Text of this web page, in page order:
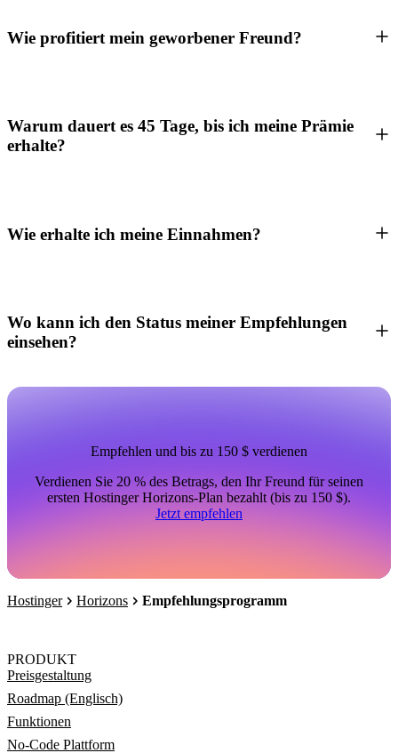
Wie profitiert mein geworbener Freund?
Warum dauert es 45 Tage, bis ich meine Prämie
erhalte?
Wie erhalte ich meine Einnahmen?
Wo kann ich den Status meiner Empfehlungen
einsehen?
Empfehlen und bis zu 150 $ verdienen
Verdienen Sie 20 % des Betrags, den Ihr Freund für seinen
ersten Hostinger Horizons-Plan bezahlt (bis zu 150 $).
Jetzt empfehlen
Hostinger Horizons Empfehlungsprogramm
PRODUKT
Preisgestaltung
Roadmap (Englisch)
Funktionen
No-Code Plattform